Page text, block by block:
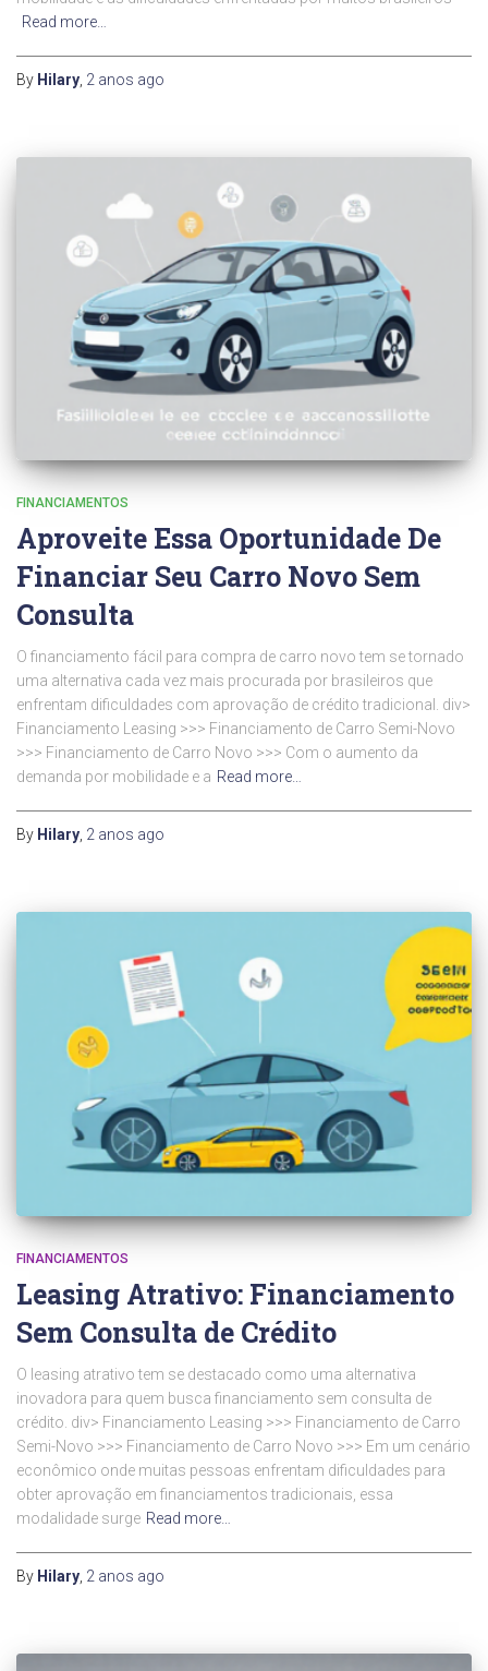
Read more…
By Hilary 2 anos ago
FINANCIAMENTOS
Aproveite Essa Oportunidade De
Financiar Seu Carro Novo Sem
Consulta
O financiamento fácil para compra de carro novo tem se tornado
uma alternativa cada vez mais procurada por brasileiros que
enfrentam dificuldades com aprovação de crédito tradicional. div>
Financiamento Leasing >>> Financiamento de Carro Semi-Novo
>>> Financiamento de Carro Novo >>> Com o aumento da
demanda por mobilidade e a Read more…
By Hilary, 2 anos ago
FINANCIAMENTOS
Leasing Atrativo: Financiamento
Sem Consulta de Crédito
O leasing atrativo tem se destacado como uma alternativa
inovadora para quem busca financiamento sem consulta de
crédito. div> Financiamento Leasing >>> Financiamento de Carro
Semi-Novo >>> Financiamento de Carro Novo >>> Em um cenário
econômico onde muitas pessoas enfrentam dificuldades para
obter aprovação em financiamentos tradicionais, essa
modalidade surge Read more…
By Hilary 2 anos ago